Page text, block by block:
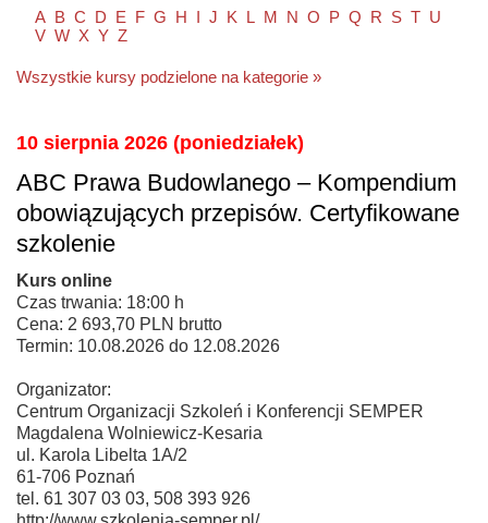
A B C D E F G H I J K L M N O P Q R S T U
V W X Y Z
Wszystkie kursy podzielone na kategorie »
10 sierpnia 2026 (poniedziałek)
ABC Prawa Budowlanego – Kompendium
obowiązujących przepisów. Certyfikowane
szkolenie
Kurs online
Czas trwania: 18:00 h
Cena: 2 693,70 PLN brutto
Termin: 10.08.2026 do 12.08.2026
Organizator:
Centrum Organizacji Szkoleń i Konferencji SEMPER
Magdalena Wolniewicz-Kesaria
ul. Karola Libelta 1A/2
61-706 Poznań
tel. 61 307 03 03, 508 393 926